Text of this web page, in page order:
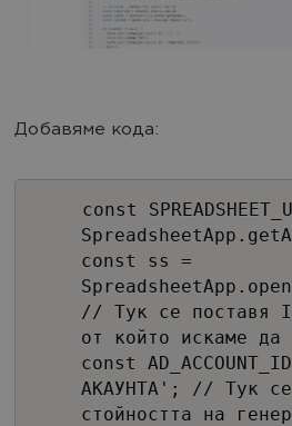
Добавяме кода:
const
const ss =
// Тук се поставя
от който искаме да
const
АКАУНТА'; // Тук се
стойността на